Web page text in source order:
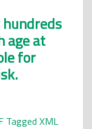
age at
for
Tagged XML